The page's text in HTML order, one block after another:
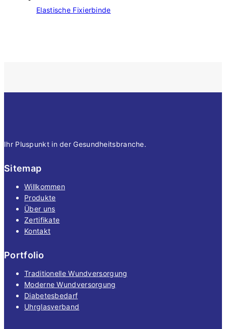
Elastische Fixierbinde
Ihr Pluspunkt in der Gesundheitsbranche.
Sitemap
Willkommen
Produkte
Über uns
Zertifikate
Kontakt
Portfolio
Traditionelle Wundversorgung
Moderne Wundversorgung
Diabetesbedarf
Uhrglasverband